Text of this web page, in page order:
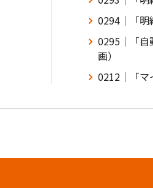
0294｜「明
0295｜「自
画）
0212｜「マ